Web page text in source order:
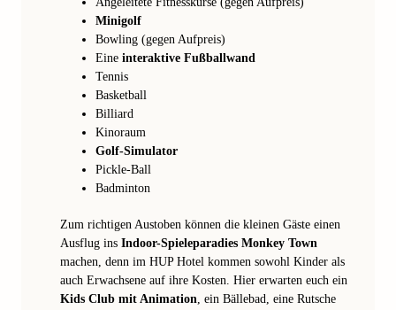
Minigolf
Bowling (gegen Aufpreis)
Eine interaktive Fußballwand
Tennis
Basketball
Billiard
Kinoraum
Golf-Simulator
Pickle-Ball
Badminton
Zum richtigen Austoben können die kleinen Gäste einen
Ausflug ins Indoor-Spieleparadies Monkey Town
machen, denn im HUP Hotel kommen sowohl Kinder als
auch Erwachsene auf ihre Kosten. Hier erwarten euch ein
Kids Club mit Animation, ein Bällebad, eine Rutsche